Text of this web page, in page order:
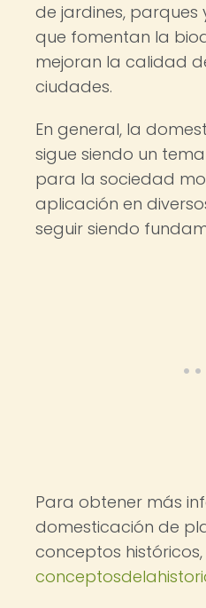
de jardines, parques
que fomentan la
mejoran la calidad
ciudades.
En general, la
sigue siendo un
para la sociedad
aplicación en
seguir siendo
Para obtener más
domesticación de
conceptos históricos,